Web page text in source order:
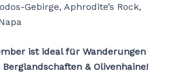
Gebirge, Aphrodite’s Rock,
ist ideal für Wanderungen
& Olivenhaine!